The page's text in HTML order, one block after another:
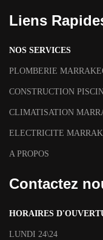
Liens
NOS SERVICES
PLOMBERIE
CONSTRUCTION
CLIMATISATION
ELECTRICITE
A PROPOS
Contactez
HORAIRES
LUNDI 24\24